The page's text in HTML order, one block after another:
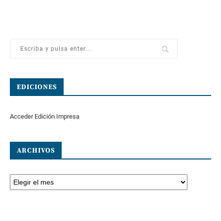
EDICIONES
Acceder Edición Impresa
ARCHIVOS